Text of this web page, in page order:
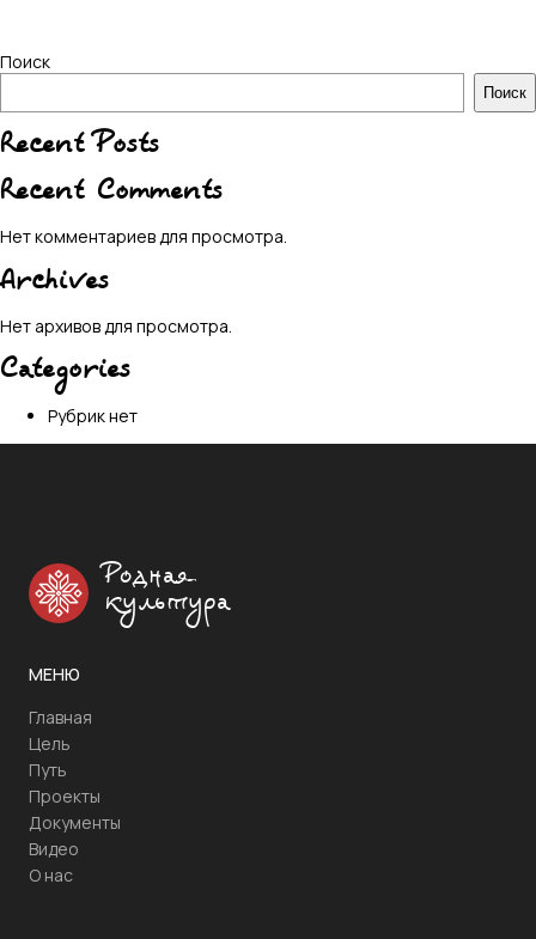
Поиск
Поиск
Recent Posts
Recent Comments
Нет комментариев для просмотра.
Archives
Нет архивов для просмотра.
Categories
Рубрик нет
Родная
культура
МЕНЮ
Главная
Цель
Путь
Проекты
Документы
Видео
О нас